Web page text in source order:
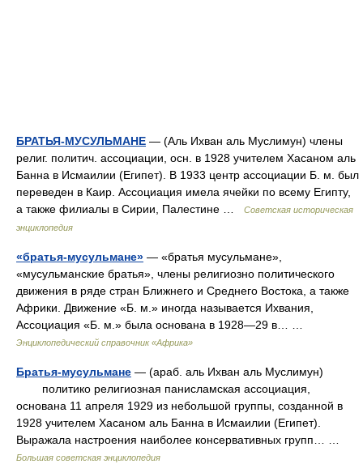
БРАТЬЯ-МУСУЛЬМАНЕ — (Аль Ихван аль Муслимун) члены
религ. политич. ассоциации, осн. в 1928 учителем Хасаном аль
Банна в Исмаилии (Египет). В 1933 центр ассоциации Б. м. был
переведен в Каир. Ассоциация имела ячейки по всему Египту,
а также филиалы в Сирии, Палестине …
Советская историческая
энциклопедия
«братья-мусульмане» — «братья мусульмане»,
«мусульманские братья», члены религиозно политического
движения в ряде стран Ближнего и Среднего Востока, а также
Африки. Движение «Б. м.» иногда называется Ихвания,
Ассоциация «Б. м.» была основана в 1928—29 в… …
Энциклопедический справочник «Африка»
Братья-мусульмане — (араб. аль Ихван аль Муслимун)
политико религиозная панисламская ассоциация,
основана 11 апреля 1929 из небольшой группы, созданной в
1928 учителем Хасаном аль Банна в Исмаилии (Египет).
Выражала настроения наиболее консервативных групп… …
Большая советская энциклопедия